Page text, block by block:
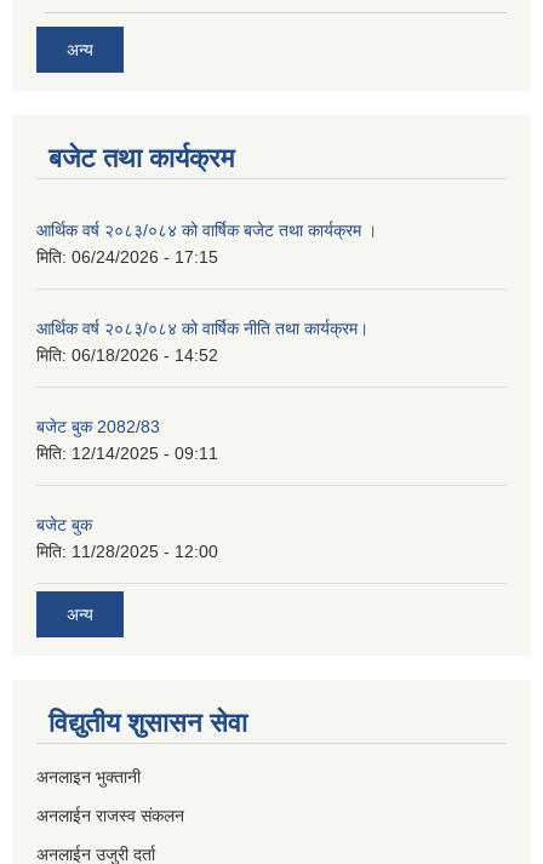
अन्य
बजेट तथा कार्यक्रम
आर्थिक वर्ष २०८३/०८४ को वार्षिक बजेट तथा कार्यक्रम ।
मिति: 06/24/2026 - 17:15
आर्थिक वर्ष २०८३/०८४ को वार्षिक नीति तथा कार्यक्रम।
मिति: 06/18/2026 - 14:52
बजेट बुक 2082/83
मिति: 12/14/2025 - 09:11
बजेट बुक
मिति: 11/28/2025 - 12:00
अन्य
विद्युतीय शुसासन सेवा
अनलाइन भुक्तानी
अनलाईन राजस्व संकलन
अनलाईन उजुरी दर्ता